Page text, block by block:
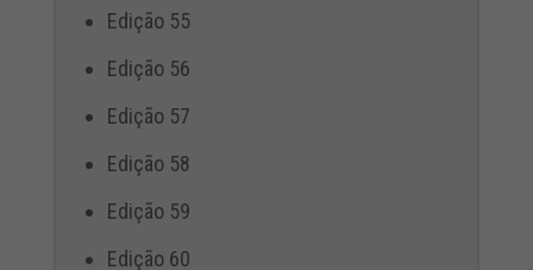
Edição 55
Edição 56
Edição 57
Edição 58
Edição 59
Edição 60